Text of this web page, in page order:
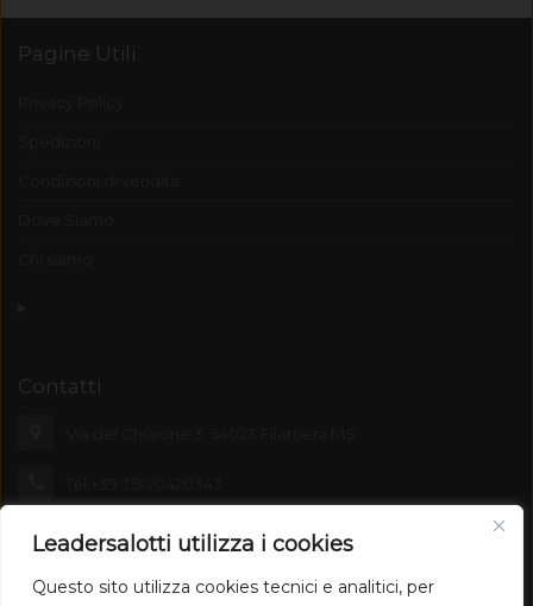
Leadersalotti utilizza i cookies
Questo sito utilizza cookies tecnici e analitici, per
Pagine Utili
Contatti
leadersalotti@emporiolunigiana.com